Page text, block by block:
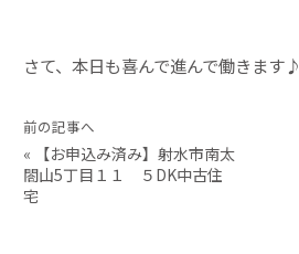
さて、本日も喜んで進んで働きます♪
前の記事へ
«
【お申込み済み】射水市南太
閤山5丁目１１ ５DK中古住
宅